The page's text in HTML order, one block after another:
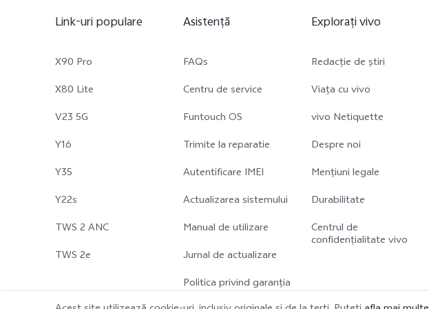
Link-uri populare
X90 Pro
X80 Lite
V23 5G
Y16
Y35
Y22s
TWS 2 ANC
TWS 2e
Asistență
FAQs
Centru de service
Funtouch OS
Trimite la reparatie
Autentificare IMEI
Actualizarea sistemului
Manual de utilizare
Jurnal de actualizare
Politica privind garanția
Explorați vivo
Redacție de știri
Viața cu vivo
vivo Netiquette
Despre noi
Mențiuni legale
Durabilitate
Centrul de
confidențialitate vivo